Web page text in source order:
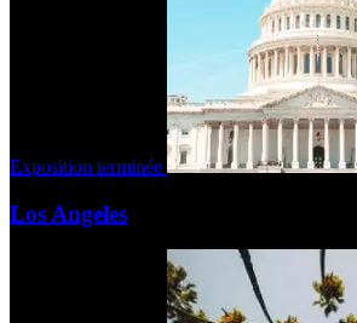
Exposition terminée
Los Angeles